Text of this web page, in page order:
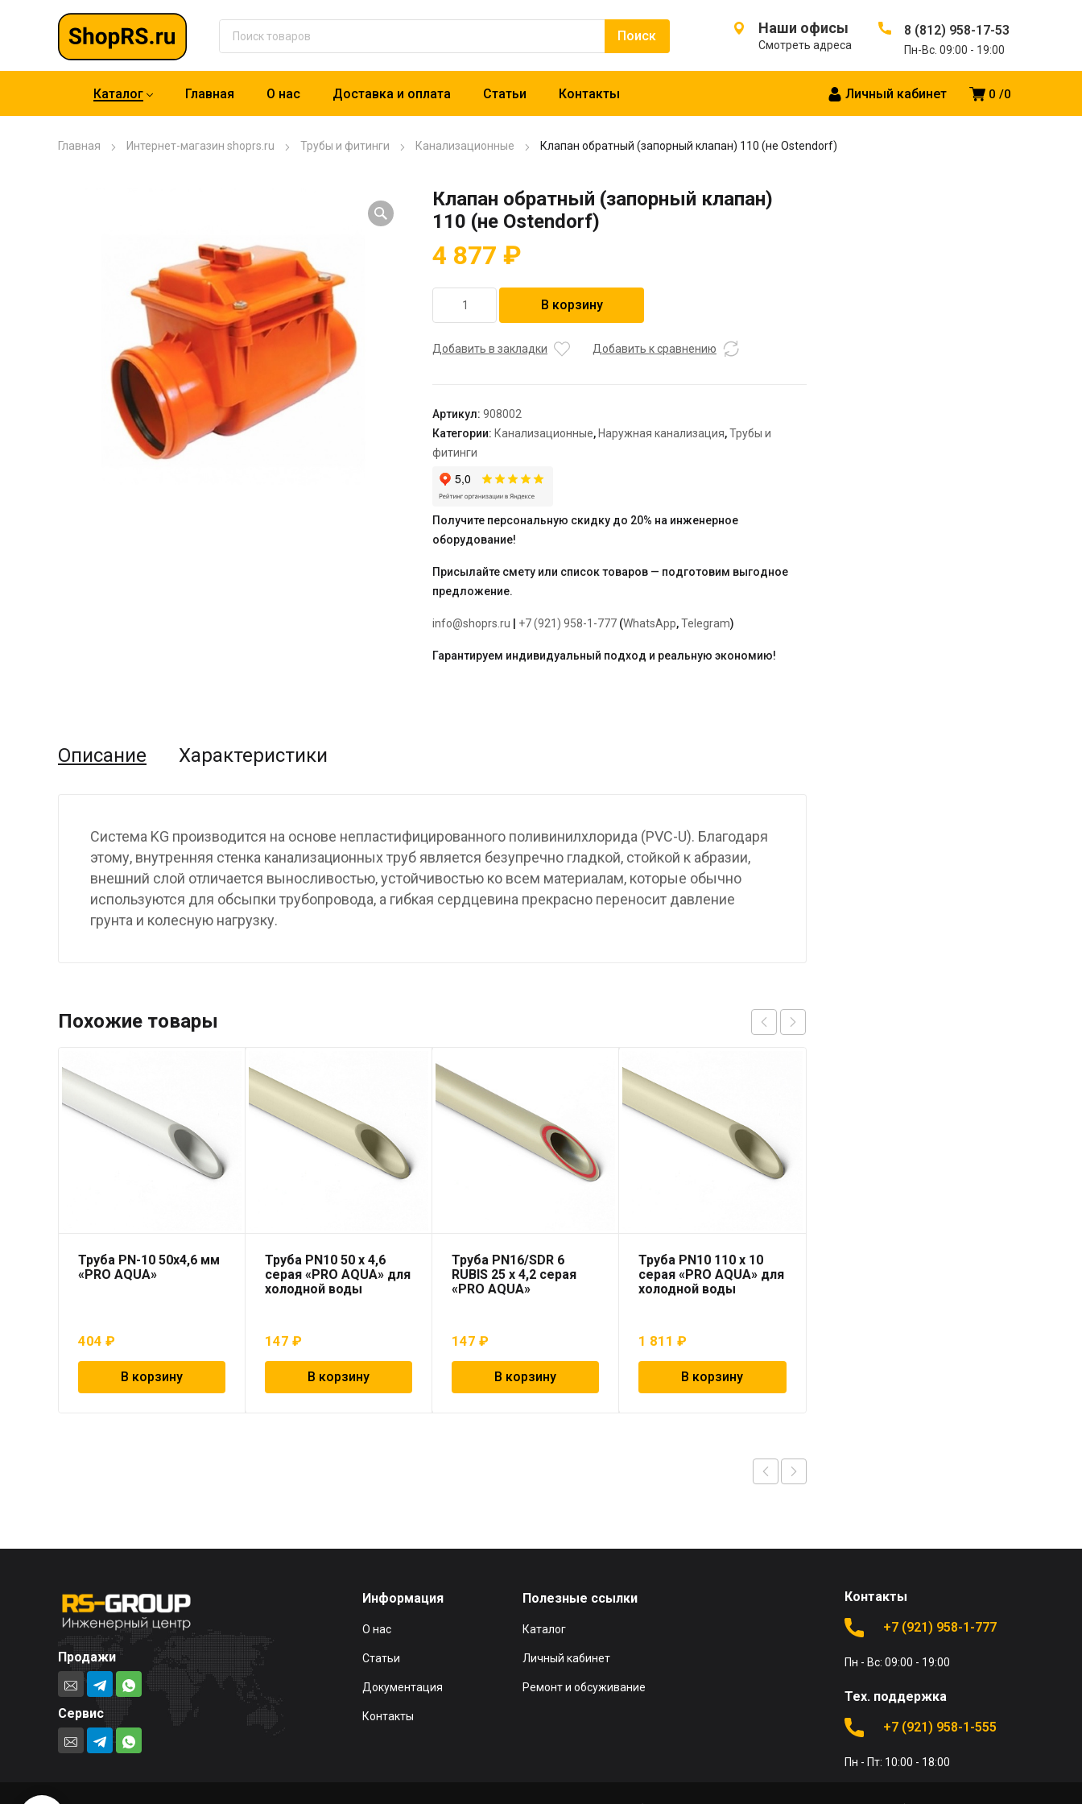
Наши офисы
Смотреть адреса
8 (812) 958-17-53
Пн-Вс. 09:00 - 19:00
0 0
Личный кабинет
Каталог Главная О нас Доставка и оплата Статьи Контакты
Главная Интернет-магазин shoprs.ru Трубы и фитинги Канализационные Клапан обратный (запорный клапан) 110 (не Ostendorf)
Клапан обратный (запорный клапан)
110 (не Ostendorf)
4 877 ₽
товара
обратный
(не
Ostendorf)
В корзину
Добавить в закладки Добавить к сравнению
Артикул: 908002
Категории: Канализационные, Наружная канализация,Трубы и
фитинги
Получите персональную скидку до 20% на инженерное
оборудование!
Присылайте смету или список товаров — подготовим выгодное
предложение.
info@shoprs.ru +7 (921) 958-1-777 (WhatsApp,Telegram)
Гарантируем индивидуальный подход и реальную экономию!
Описание Характеристики
Система KG производится на основе непластифицированного поливинилхлорида (PVC-U). Благодаря
этому, внутренняя стенка канализационных труб является безупречно гладкой, стойкой к абразии,
внешний слой отличается выносливостью, устойчивостью ко всем материалам, которые обычно
используются для обсыпки трубопровода, а гибкая сердцевина прекрасно переносит давление
грунта и колесную нагрузку.
Похожие товары
Труба PN-10 50х4,6 мм
«PRO AQUA»
404 ₽
В корзину
Труба PN10 50 x 4,6
серая «PRO AQUA» для
холодной воды
147₽
В корзину
Труба PN16/SDR 6
RUBIS 25 x 4,2 серая
«PRO AQUA»
147₽
В корзину
Труба PN10 110 x 10
серая «PRO AQUA» для
холодной воды
1 811₽
В корзину
Продажи
Сервис
Информация
О нас
Статьи
Документация
Контакты
Полезные ссылки
Каталог
Личный кабинет
Ремонт и обсуживание
Контакты
+7 (921) 958-1-777
Пн - Вс: 09:00 - 19:00
Тех. поддержка
+7 (921) 958-1-555
Пн - Пт: 10:00 - 18:00